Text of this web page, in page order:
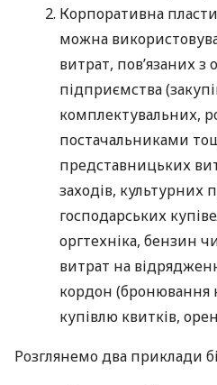
Корпоративна
можна
витрат, пов’язаних з
підприємства
комплектувальних,
постачальниками
представницьких
заходів, культурних
господарських
оргтехніка, бензин
витрат на
кордон (бронювання
купівлю квитків,
Розглянемо два приклади